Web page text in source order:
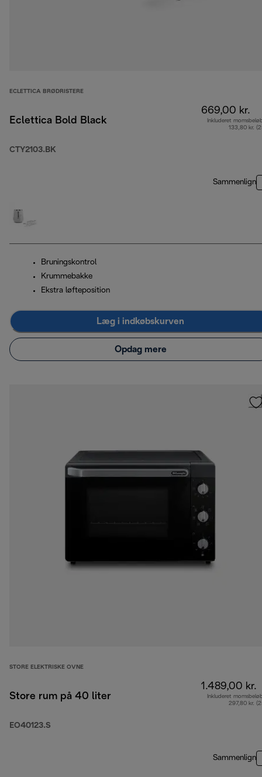
ECLETTICA BRØDRISTERE
Eclettica Bold Black
CTY2103.BK
669,00 kr.
Inkluderet
133,80 kr.
Sammenlign
Bruningskontrol
Krummebakke
Ekstra løfteposition
Læg i indkøbskurven
Opdag mere
STORE ELEKTRISKE OVNE
Store rum på 40 liter
EO40123.S
1.489,00 kr.
Inkluderet
297,80 kr.
Sammenlign